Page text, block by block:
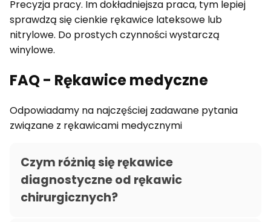
Precyzja pracy. Im dokładniejsza praca, tym lepiej
sprawdzą się cienkie rękawice lateksowe lub
nitrylowe. Do prostych czynności wystarczą
winylowe.
FAQ - Rękawice medyczne
Odpowiadamy na najczęściej zadawane pytania
związane z rękawicami medycznymi
Czym różnią się rękawice
diagnostyczne od rękawic
chirurgicznych?